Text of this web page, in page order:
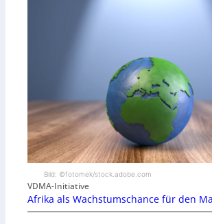
Bild: ©fotomek/stock.adobe.com
VDMA-Initiative
Afrika als Wachstumschance für den